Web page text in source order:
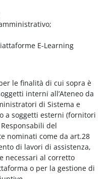
E-Learning
le finalità di cui sopra è
interni all’Ateneo da
di Sistema e
a soggetti esterni (fornitori
del
nominati come da art.28
di lavori di assistenza,
necessari al corretto
o per la gestione di